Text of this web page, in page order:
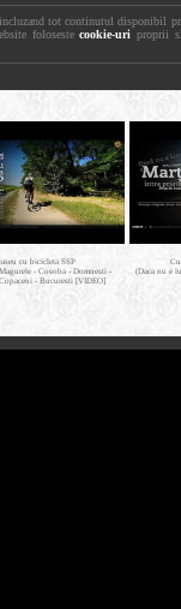
incluzand tot continutul disponibil
folosestecookie-uri proprii
cu bicicleta SSP
- Cosoba - Domnesti -
- Bucuresti [VIDEO]
(Daca nu e